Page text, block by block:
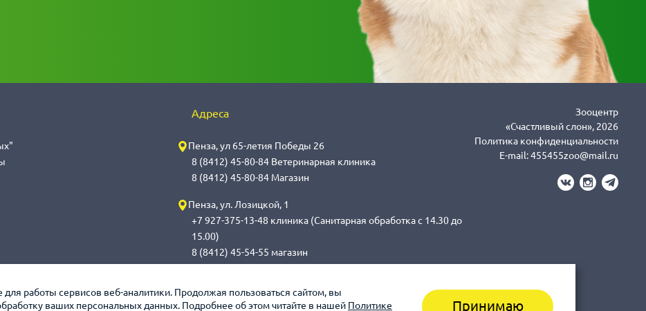
работы сервисов веб-аналитики. Продолжая пользоваться сайтом, вы
ваших персональных данных. Подробнее об этом читайте в нашей Политике Принимаю
Адреса
Пенза, ул 65-летия Победы 26
8 (8412) 45-80-84 Ветеринарная клиника
8 (8412) 45-80-84 Магазин
Пенза, ул. Лозицкой, 1
+7 927-375-13-48 клиника (Санитарная обработка с 14.30 до
15.00)
8 (8412) 45-54-55 магазин
8 (8342) 314-341, сот 8(9648) 53-43-41 клиника (Санитарная
Зооцентр
«Счастливый слон», 2026
Политика конфиденциальности
E-mail:455455zoo@mail.ru